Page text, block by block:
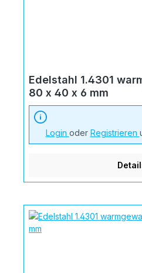
Edelstahl 1.4301
80 x 40 x 6 mm
Login oder Registrieren